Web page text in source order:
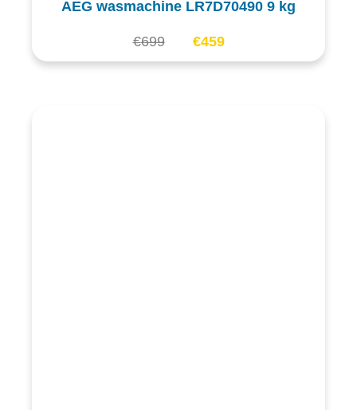
AEG wasmachine LR7D70490 9 kg
€699 €459